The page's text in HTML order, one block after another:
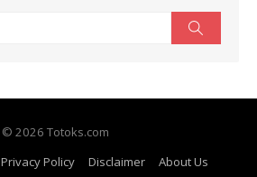
© 2026 Totoks.com
Privacy Policy Disclaimer About Us